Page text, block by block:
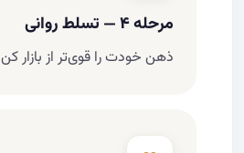
مرحله ۴ — تسلط روانی
ذهن خودت را قوی‌تر از بازار کن